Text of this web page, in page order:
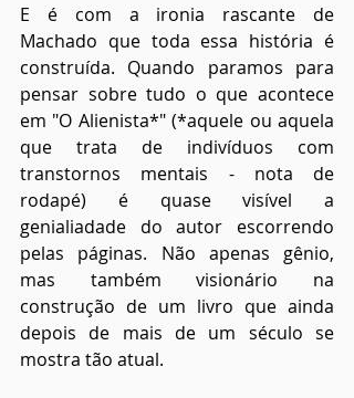
E é com a ironia rascante de
Machado que toda essa história é
construída. Quando paramos para
pensar sobre tudo o que acontece
em "O Alienista*" (*aquele ou aquela
que trata de indivíduos com
transtornos mentais - nota de
rodapé) é quase visível a
genialiadade do autor escorrendo
pelas páginas. Não apenas gênio,
mas também visionário na
construção de um livro que ainda
depois de mais de um século se
mostra tão atual.